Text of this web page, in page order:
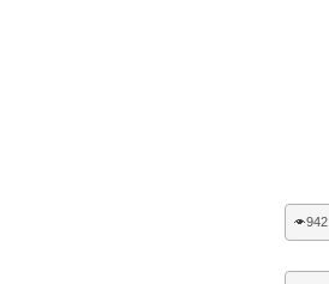
942